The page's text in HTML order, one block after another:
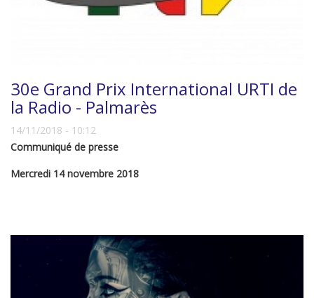
30e Grand Prix International URTI de
la Radio - Palmarès
14/11/2018 - 10:12
Communiqué de presse
Mercredi 14 novembre 2018